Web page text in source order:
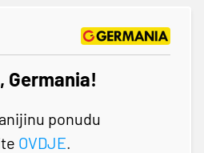
Germania!
ponudu
OVDJE